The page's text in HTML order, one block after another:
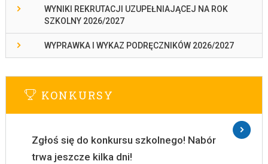
WYNIKI REKRUTACJI UZUPEŁNIAJĄCEJ NA ROK
SZKOLNY 2026/2027
WYPRAWKA I WYKAZ PODRĘCZNIKÓW 2026/2027
KONKURSY
Zgłoś się do konkursu szkolnego! Nabór
trwa jeszcze kilka dni!